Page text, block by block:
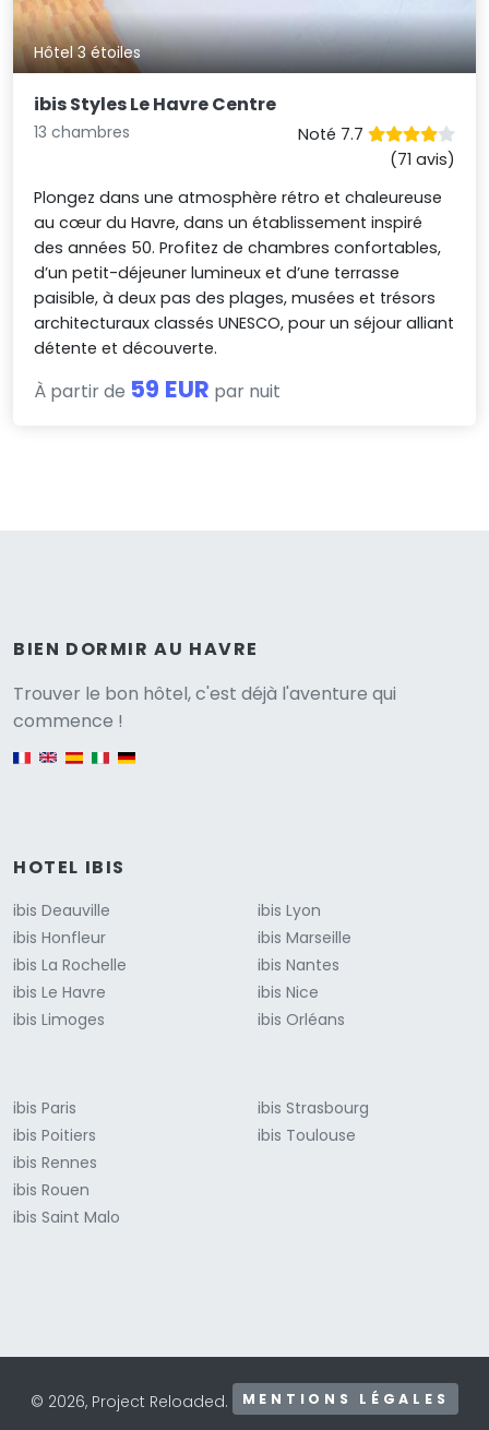
Hôtel 3 étoiles
ibis Styles Le Havre Centre
13 chambres
Noté 7.7
(71 avis)
Plongez dans une atmosphère rétro et chaleureuse
au cœur du Havre, dans un établissement inspiré
des années 50. Profitez de chambres confortables,
d’un petit-déjeuner lumineux et d’une terrasse
paisible, à deux pas des plages, musées et trésors
architecturaux classés UNESCO, pour un séjour alliant
détente et découverte.
À partir de 59 EUR par nuit
BIEN DORMIR AU HAVRE
Trouver le bon hôtel, c'est déjà l'aventure qui
commence !
HOTEL IBIS
ibis Deauville
ibis Honfleur
ibis La Rochelle
ibis Le Havre
ibis Limoges
ibis Lyon
ibis Marseille
ibis Nantes
ibis Nice
ibis Orléans
ibis Paris
ibis Poitiers
ibis Rennes
ibis Rouen
ibis Saint Malo
ibis Strasbourg
ibis Toulouse
© 2026, Project Reloaded. MENTIONS LÉGALES